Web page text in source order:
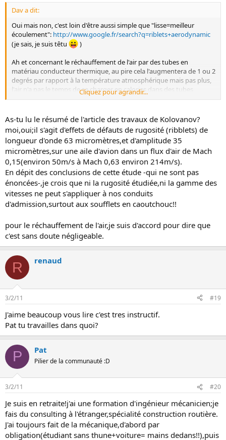
Dav a dit:
Oui mais non, c'est loin d'être aussi simple que "lisse=meilleur
écoulement": http://www.google.fr/search?q=riblets+aerodynamic
(je sais, je suis têtu
)
Ah et concernant le réchauffement de l'air par des tubes en
matériau conducteur thermique, au pire cela l'augmentera de 1 ou 2
degrés par rapport à la température atmosphérique mais pas plus,
l'air n'a pas le temps de se charger en calories dans des tubes
d'admission, il n'y a pas assez de surface d'échange et il n'y reste pas
En revanche si les filtres aspirent l'air du compartiment moteur, là
c'est catastrophique en terme de performances.
Cliquez pour agrandir...
As-tu lu le résumé de l'article des travaux de Kolovanov?
moi,oui;il s'agit d'effets de défauts de rugosité (ribblets) de
longueur d'onde 63 micromètres,et d'amplitude 35
micromètres,sur une aile d'avion dans un flux d'air de Mach
0,15(environ 50m/s à Mach 0,63 environ 214m/s).
En dépit des conclusions de cette étude -qui ne sont pas
énoncées-,je crois que ni la rugosité étudiée,ni la gamme des
vitesses ne peut s'appliquer à nos conduits
d'admission,surtout aux soufflets en caoutchouc!!
pour le réchauffement de l'air,je suis d'accord pour dire que
c'est sans doute négligeable.
R renaud
3/2/11 #19
J'aime beaucoup vous lire c'est tres instructif.
Pat tu travailles dans quoi?
P Pat
Pilier de la communauté :D
3/2/11 #20
Je suis en retraite!j'ai une formation d'ingénieur mécanicien;je
fais du consulting à l'étranger,spécialité construction routière.
J'ai toujours fait de la mécanique,d'abord par
obligation(étudiant sans thune+voiture= mains dedans!!),puis